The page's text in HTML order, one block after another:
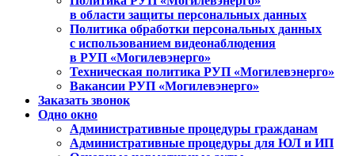
в области защиты персональных данных
Политика обработки персональных данных
с использованием видеонаблюдения
в РУП «Могилевэнерго»
Техническая политика РУП «Могилевэнерго»
Вакансии РУП «Могилевэнерго»
Заказать звонок
Одно окно
Административные процедуры гражданам
Административные процедуры для ЮЛ и ИП